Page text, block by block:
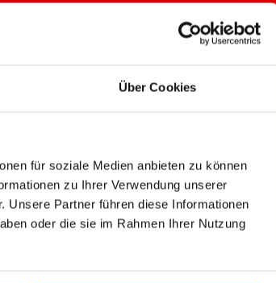
Über Cookies
für soziale Medien anbieten zu können
zu Ihrer Verwendung unserer
Unsere Partner führen diese Informationen
oder die sie im Rahmen Ihrer Nutzung